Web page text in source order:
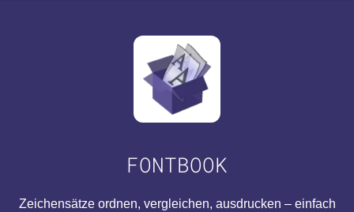
FONTBOOK
Zeichensätze ordnen, vergleichen, ausdrucken – einfach